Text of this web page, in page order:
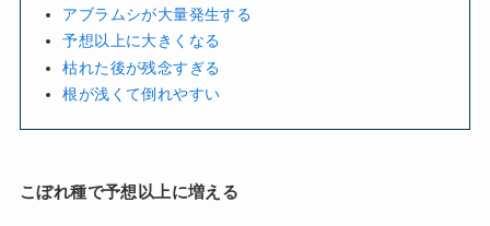
アブラムシが大量発生する
予想以上に大きくなる
枯れた後が残念すぎる
根が浅くて倒れやすい
こぼれ種で予想以上に増える